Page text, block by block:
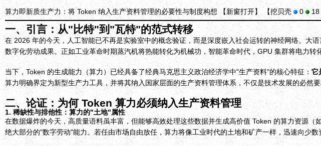
算力即新质生产力：将 Token 纳入生产资料管理的必要性与制度构想 【新窗打开】 【挖贝壳 0 18
一、引言：从"比特"到"瓦特"的范式转移
在 2026 年的今天，人工智能已不再是实验室中的概念验证，而是深度嵌入社会运转的神经网络。大
数字化劳动成果。正如工业革命时期蒸汽机将热能转化为机械功，智能革命时代，GPU 集群将电力转
当下，Token 的生成能力（算力）已经具备了经典马克思主义政治经济学中"生产资料"的核心特征：它
算力明确界定为新型生产力工具，并将其纳入国家层面的生产资料管理体系，不仅是技术发展的必然
二、论证：为何 Token 算力必须纳入生产资料管理
1. 稀缺性与排他性：算力的"土地"属性
在数据爆炸的今天，高质量语料虽丰富，但能够高效处理这些数据并生成高价值 Token 的算力资源
绝大部分的"数字劳动"能力。若任由市场自由放任，算力将像工业时代的土地和矿产一样，迅速向少